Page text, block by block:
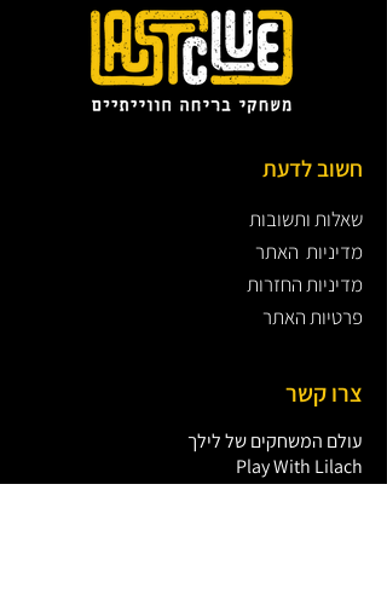
חשוב לדעת
שאלות ותשובות
מדיניות האתר
מדיניות החזרות
פרטיות האתר
צרו קשר
עולם המשחקים של לילך
Play With Lilach